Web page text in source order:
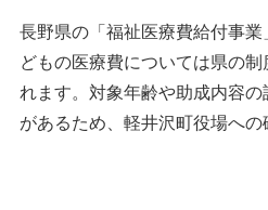
長野県の「福祉医療費給付事
どもの医療費については県の
れます。対象年齢や助成内容
があるため、軽井沢町役場への